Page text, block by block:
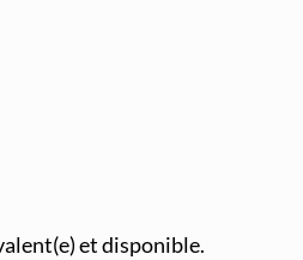
et disponible.